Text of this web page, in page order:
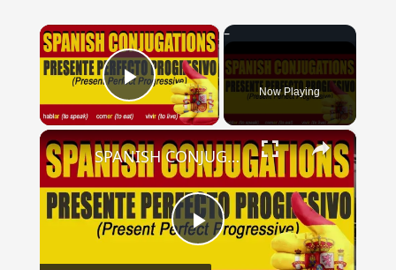
×
Play Video Now Playing
×
Play
SPANISH CONJUGATIONS: Present Perfect Progressive (Presente Perfecto Progresivo)